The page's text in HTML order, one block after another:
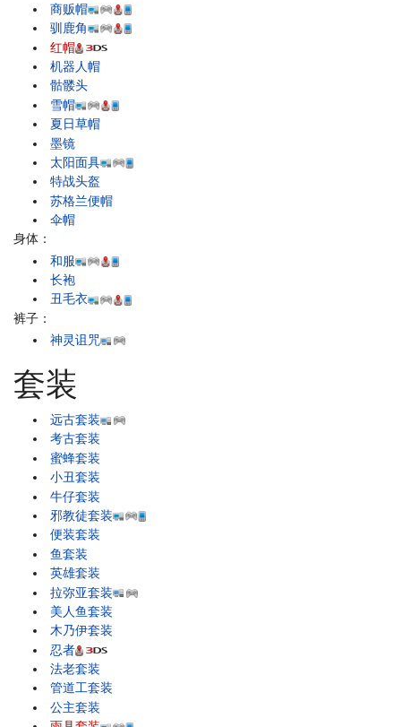
商贩帽
驯鹿角
红帽
机器人帽
骷髅头
雪帽
夏日草帽
墨镜
太阳面具
特战头盔
苏格兰便帽
伞帽
身体：
和服
长袍
丑毛衣
裤子：
神灵诅咒
套装
远古套装
考古套装
蜜蜂套装
小丑套装
牛仔套装
邪教徒套装
便装套装
鱼套装
英雄套装
拉弥亚套装
美人鱼套装
木乃伊套装
忍者
法老套装
管道工套装
公主套装